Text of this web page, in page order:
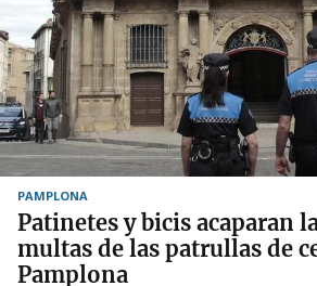
PAMPLONA
Patinetes y bicis acaparan
multas de las patrullas de
Pamplona